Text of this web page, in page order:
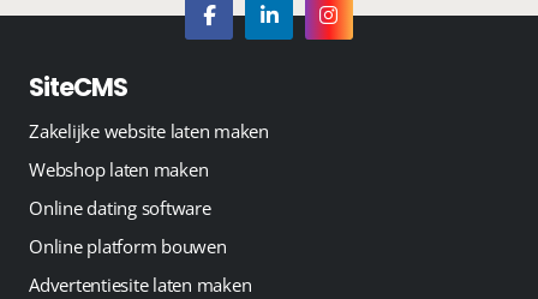
SiteCMS
Zakelijke website laten maken
Webshop laten maken
Online dating software
Online platform bouwen
Advertentiesite laten maken